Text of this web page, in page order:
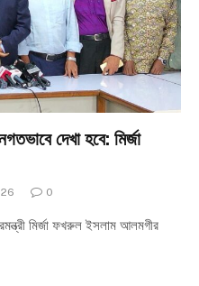
দেখা হবে: মির্জা
0
মির্জা ফখরুল ইসলাম আলমগীর